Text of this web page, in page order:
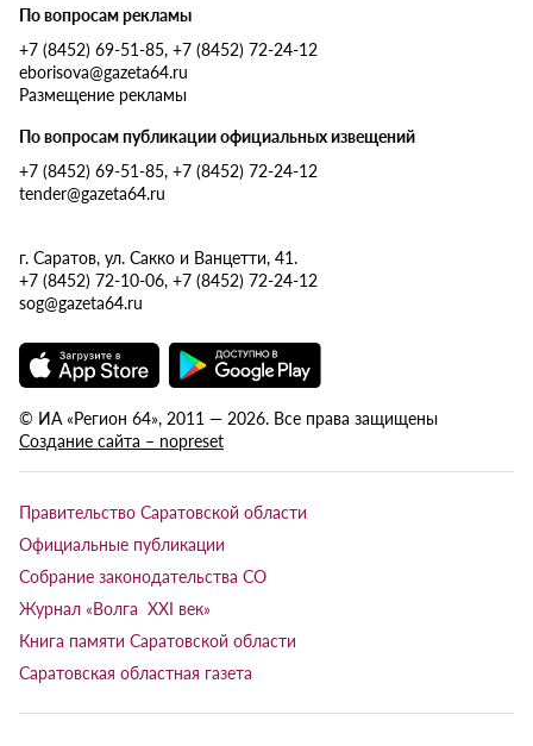
По вопросам рекламы
+7 (8452) 69-51-85, +7 (8452) 72-24-12
eborisova@gazeta64.ru
Размещение рекламы
По вопросам публикации официальных извещений
+7 (8452) 69-51-85, +7 (8452) 72-24-12
tender@gazeta64.ru
г. Саратов, ул. Сакко и Ванцетти, 41.
+7 (8452) 72-10-06, +7 (8452) 72-24-12
sog@gazeta64.ru
© ИА «Регион 64», 2011 — 2026. Все права защищены
Создание сайта – nopreset
Правительство Саратовской области
Официальные публикации
Собрание законодательства СО
Журнал «Волга XXI век»
Книга памяти Саратовской области
Саратовская областная газета